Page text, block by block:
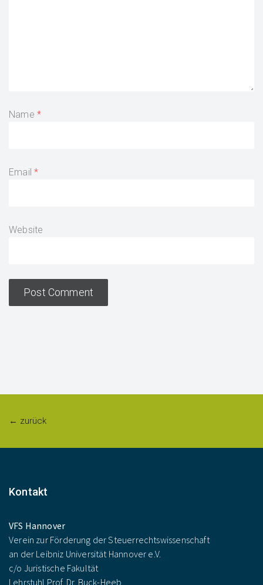
Name
Email
Website
← zurück
Kontakt
VFS Hannover
Verein zur Förderung der Steuerrechtswissenschaft
an der Leibniz Universität Hannover e.V.
c/o Juristische Fakultät
Lehrstuhl Prof. Dr. Buck-Heeb